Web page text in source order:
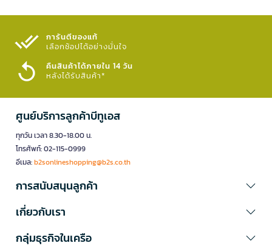
การันตีของแท้
เลือกช้อปได้อย่างมั่นใจ​
คืนสินค้าได้ภายใน 14 วัน
หลังได้รับสินค้า*
ศูนย์บริการลูกค้าบีทูเอส
ทุกวัน เวลา 8.30-18.00 น.
โทรศัพท์: 02-115-0999
อีเมล:b2sonlineshopping@b2s.co.th
การสนับสนุนลูกค้า
เกี่ยวกับเรา
กลุ่มธุรกิจในเครือ